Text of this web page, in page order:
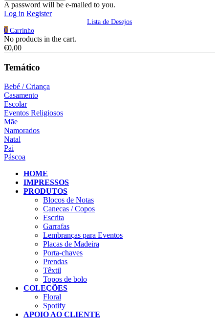
A password will be e-mailed to you.
Log in Register
Lista de Desejos
0 Carrinho
No products in the cart.
€0,00
Temático
Bebé / Criança
Casamento
Escolar
Eventos Religiosos
Mãe
Namorados
Natal
Pai
Páscoa
HOME
IMPRESSOS
PRODUTOS
Blocos de Notas
Canecas / Copos
Escrita
Garrafas
Lembranças para Eventos
Placas de Madeira
Porta-chaves
Prendas
Têxtil
Topos de bolo
COLEÇÕES
Floral
Spotify
APOIO AO CLIENTE